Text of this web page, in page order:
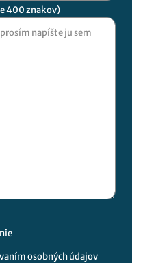
400 znakov)
osobných údajov